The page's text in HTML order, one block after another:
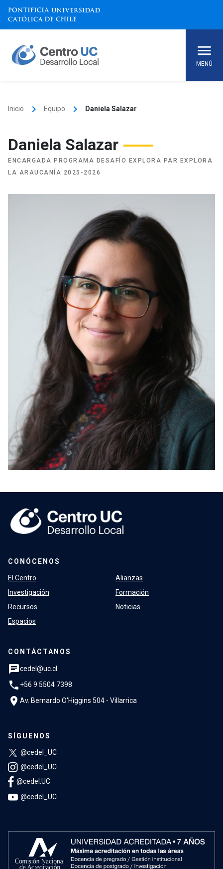
Skip
content
MENÚ
Inicio keyboard_arrow_right Equipo keyboard_arrow_right Daniela Salazar
Daniela Salazar
ENCARGADA PROGRAMA DESAFÍO EXPLORA PAR EXPLORA
LA ARAUCANÍA 2025-2026
CONÓCENOS
El Centro
Investigación
Recursos
Espacios
Alianzas
Formación
Noticias
CONTÁCTANOS
chatcedel@uc.cl
phone +56 9 5504 7398
location_on Av. Bernardo O'Higgins 504 - Villarrica
SÍGUENOS
@cedel_UC
@cedel_UC
@cedel.UC
@cedel_UC